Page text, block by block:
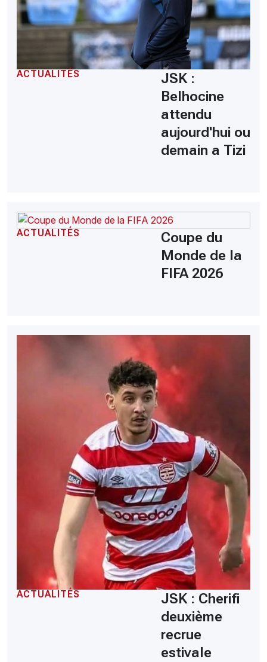
ACTUALITÉS
JSK :
Belhocine
attendu
aujourd'hui ou
demain a Tizi
ACTUALITÉS
Coupe du
Monde de la
FIFA 2026
ACTUALITÉS
JSK : Cherifi
deuxième
recrue
estivale